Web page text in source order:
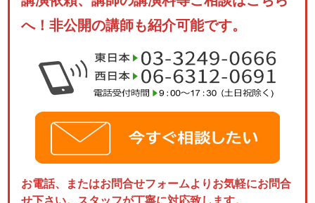
へ！非公開の講師も紹介可能です。
お電話、またはお問合せフォームよりお気軽にお問合
せ下さい。スタッフが丁寧に対応致します。